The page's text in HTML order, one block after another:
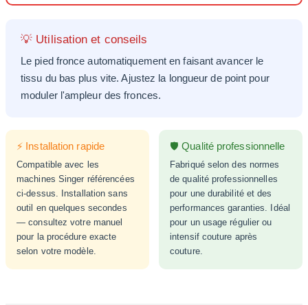
💡 Utilisation et conseils
Le pied fronce automatiquement en faisant avancer le
tissu du bas plus vite. Ajustez la longueur de point pour
moduler l'ampleur des fronces.
⚡ Installation rapide
Compatible avec les
machines Singer référencées
ci-dessus. Installation sans
outil en quelques secondes
— consultez votre manuel
pour la procédure exacte
selon votre modèle.
🛡️ Qualité professionnelle
Fabriqué selon des normes
de qualité professionnelles
pour une durabilité et des
performances garanties. Idéal
pour un usage régulier ou
intensif couture après
couture.